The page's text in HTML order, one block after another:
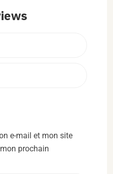
e-mail et mon site
prochain